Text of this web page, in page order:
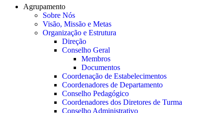
Agrupamento
Sobre Nós
Visão, Missão e Metas
Organização e Estrutura
Direção
Conselho Geral
Membros
Documentos
Coordenação de Estabelecimentos
Coordenadores de Departamento
Conselho Pedagógico
Coordenadores dos Diretores de Turma
Conselho Administrativo